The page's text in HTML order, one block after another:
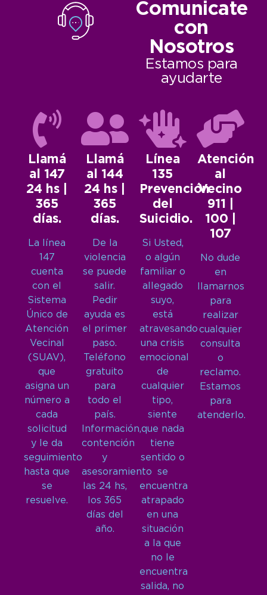
Comunicate
con
Nosotros
Estamos para
ayudarte
Llamá
al 147
24 hs |
365
días.
La línea
147
cuenta
con el
Sistema
Único de
Atención
Vecinal
(SUAV),
que
asigna un
número a
cada
solicitud
y le da
seguimiento
hasta que
se
resuelve.
Llamá
al 144
24 hs |
365
días.
De la
violencia
se puede
salir.
Pedir
ayuda es
el primer
paso.
Teléfono
gratuito
para
todo el
país.
Información,
contención
y
asesoramiento
las 24 hs,
los 365
días del
año.
Línea
135
Prevención
del
Suicidio.
Si Usted,
o algún
familiar o
allegado
suyo,
está
atravesando
una crisis
emocional
de
cualquier
tipo,
siente
que nada
tiene
sentido o
se
encuentra
atrapado
en una
situación
a la que
no le
encuentra
salida, no
Atención
al
Vecino
911 |
100 |
107
No dude
en
llamarnos
para
realizar
cualquier
consulta
o
reclamo.
Estamos
para
atenderlo.